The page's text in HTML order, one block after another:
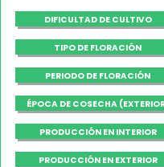
DIFICULTAD DE CULTIVO
TIPO DE FLORACIÓN
PERIODO DE FLORACIÓN
ÉPOCA DE COSECHA
PRODUCCIÓN EN INTERIOR
PRODUCCIÓN EN EXTERIOR